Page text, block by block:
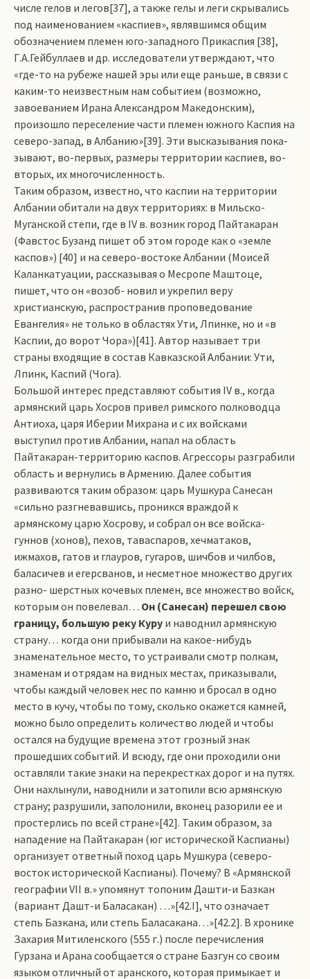
числе гелов и легов[37], а также гелы и леги скрывались
под наименованием «каспиев», являвшимся общим
обозначением племен юго-западного Прикаспия [38],
Г.А.Гейбуллаев и др. исследователи утверждают, что
«где-то на рубеже нашей эры или еще раньше, в связи с
каким-то неизвестным нам событием (возможно,
завоеванием Ирана Александром Македонским),
произошло переселение части племен южного Каспия на
северо-запад, в Албанию»[39]. Эти высказывания пока­-
зывают, во-первых, размеры территории каспиев, во-
вторых, их многочисленность.
Таким образом, известно, что каспии на территории
Албании обитали на двух территориях: в Мильско-
Муганской степи, где в IV в. возник город Пайтакаран
(Фавстос Бузанд пишет об этом городе как о «земле
каспов») [40] и на северо-востоке Албании (Моисей
Каланкатуации, рассказывая о Месропе Маштоце,
пишет, что он «возоб­- новил и укрепил веру
христианскую, распространив проповедование
Евангелия» не только в областях Ути, Лпинке, но и «в
Каспии, до ворот Чора»)[41]. Автор называет три
страны входящие в состав Кавказской Албании: Ути,
Лпинк, Каспий (Чога).
Большой интерес представляют события IV в., когда
армянский царь Хосров привел римского полководца
Антиоха, царя Иберии Михрана и с их войсками
выступил против Албании, напал на область
Пайтакаран-территорию каспов. Агрессоры разграбили
область и вернулись в Армению. Далее события
развиваются таким образом: царь Мушкура Санесан
«сильно разгневавшись, проникся враждой к
армянскому царю Хосрову, и собрал он все войска-
гуннов (хонов), пехов, таваспаров, хечматаков,
ижмахов, гатов и глауров, гугаров, шичбов и чилбов,
баласичев и егерсванов, и несметное множество других
разно­- шерстных кочевых племен, все множество войск,
которым он повелевал… Он (Санесан) перешел свою
границу, большую реку Куру и наводнил армянскую
страну… когда они прибывали на какое-нибудь
знаменательное место, то устраивали смотр полкам,
знаменам и отрядам на видных местах, приказывали,
чтобы каждый человек нес по камню и бросал в одно
место в кучу, чтобы по тому, сколько окажется камней,
можно было определить количество людей и чтобы
остался на будущие времена этот грозный знак
прошедших событий. И всюду, где они проходили они
оставляли такие знаки на перекрестках дорог и на путях.
Они нахлынули, наводнили и затопили всю армянскую
страну; разрушили, заполонили, вконец разорили ее и
простерлись по всей стране»[42]. Таким образом, за
нападение на Пайтакаран (юг исторической Каспианы)
организует ответный поход царь Мушкура (северо-
восток исторической Каспианы). Почему? В «Армянской
географии VII в.» упомянут топоним Дашти-и Базкан
(вариант Дашт-и Баласакан) …»[42.I], что означает
степь Базкана, или степь Баласакана…»[42.2]. В хронике
Захария Митиленского (555 г.) после перечисления
Гурзана и Арана сообщается о стране Базгун со своим
языком отличный от аранского, которая примыкает и